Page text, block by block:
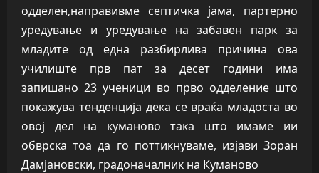
одделен,направивме септичка јама, партерно
уредување и уредување на забавен парк за
младите од една разбирлива причина ова
училиште прв пат за десет години има
запишано 23 ученици во прво одделение што
покажува тенденција дека се враќа младоста во
овој дел на куманово така што имаме ии
обврска тоа да го поттикнуваме, изјави Зоран
Дамјановски, градоначалник на Куманово